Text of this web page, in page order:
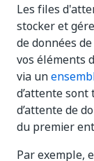
Les files
stocker et
de données
vos éléments
via un
d’attente
d’attente de
du premier
Par exemple,